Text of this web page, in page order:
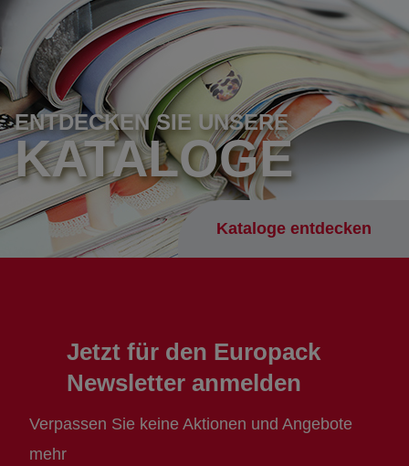
ENTDECKEN SIE UNSERE
KATALOGE
Kataloge entdecken
Jetzt für den Europack
Newsletter anmelden
Verpassen Sie keine Aktionen und Angebote
mehr